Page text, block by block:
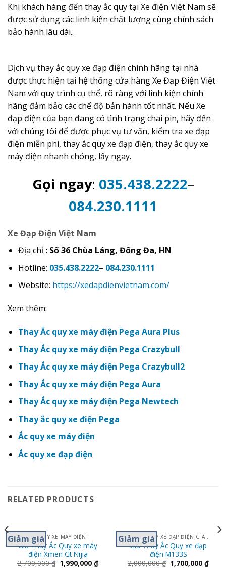
Khi khách hàng đến thay ắc quy tại Xe điện Việt Nam sẽ
được sử dụng các linh kiện chất lượng cùng chính sách
bảo hành lâu dài..
Dịch vụ thay ắc quy xe đạp điện chính hãng tại nhà
được thực hiện tại hệ thống cửa hàng Xe Đạp Điện Việt
Nam với quy trình cụ thể, rõ ràng với linh kiện chính
hãng đảm bảo các chế độ bản hành tốt nhất. Nếu Xe
đạp điện của bạn đang có tình trạng chai pin, hãy đến
với chúng tôi để được phục vụ tư vấn, kiểm tra xe đạp
điện miễn phí, thay ắc quy xe đạp điện, thay ắc quy xe
máy điện nhanh chóng, lấy ngay.
Gọi ngay: 035.438.2222–
084.230.1111
Xe Đạp Điện Việt Nam
Địa chỉ : Số 36 Chùa Láng, Đống Đa, HN
Hotline: 035.438.2222– 084.230.1111
Website: https://xedapdienvietnam.com/
Xem thêm:
Thay Ắc quy xe máy điện Pega Aura Plus
Thay Ắc quy xe máy điện Pega Crazybull
Thay Ắc quy xe máy điện Pega Crazybull2
Thay Ắc quy xe máy điện Pega Aura
Thay Ắc quy xe máy điện Pega Newtech
Thay ắc quy xe điện Pega
Ắc quy xe máy điện
Ắc quy xe đạp điện
RELATED PRODUCTS
Giảm giáẮC QUY XE MÁY ĐIỆN
Giá Thay Ắc Quy xe máy
điện Xmen Gt Nijia
2,700,000₫ 1,990,000₫
Giảm giá THAY ẮC QUY XE ĐẠP ĐIỆN GIANT M133- 133S
Giá Thay Ắc Quy xe đạp
điện M133S
2,000,000₫ 1,700,000₫